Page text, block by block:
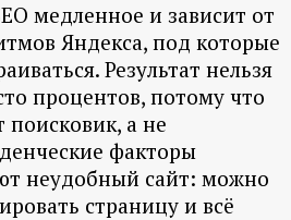
медленное и зависит от
Яндекса, под которые
Результат нельзя
процентов, потому что
поисковик, а не
факторы
неудобный сайт: можно
страницу и всё